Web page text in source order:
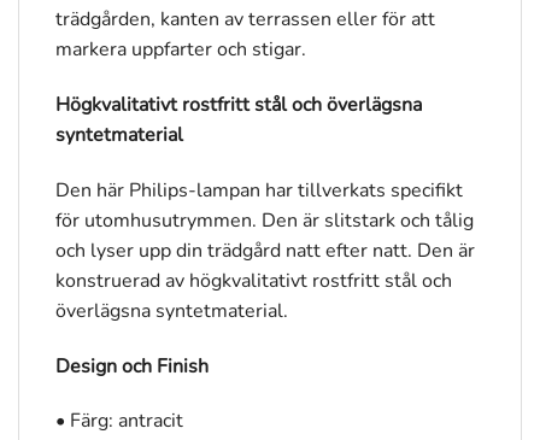
trädgården, kanten av terrassen eller för att
markera uppfarter och stigar.
Högkvalitativt rostfritt stål och överlägsna
syntetmaterial
Den här Philips-lampan har tillverkats specifikt
för utomhusutrymmen. Den är slitstark och tålig
och lyser upp din trädgård natt efter natt. Den är
konstruerad av högkvalitativt rostfritt stål och
överlägsna syntetmaterial.
Design och Finish
• Färg: antracit